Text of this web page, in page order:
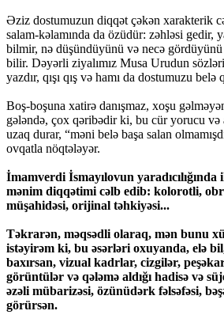
Əziz dostumuzun diqqət çəkən xarakterik
salam-kəlamında da özüdür: zəhləsi gedir,
bilmir, nə düşündüyünü və necə gördüyünü
bilir. Dəyərli ziyalımız Musa Urudun
yazdır, qışı qış və hamı da dostumuzu belə
Boş-boşuna xatirə danışmaz, xoşu
gələndə, çox qəribədir ki, bu cür yorucu və
uzaq durar, “məni belə başa salan
ovqatla nöqtələyər.
İmamverdi İsmayılovun
mənim diqqətimi cəlb edib: kolorotli,
müşahidəsi, orijinal təhkiyəsi...
Təkrarən, məqsədli olaraq, mən bunu
istəyirəm ki, bu əsərləri oxuyanda, elə
baxırsan, vizual kadrlar, cizgilər,
görüntülər və qələmə aldığı hadisə və
əzəli mübarizəsi, özünüdərk fəlsəfəsi,
görürsən.